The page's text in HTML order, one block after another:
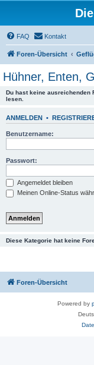
FAQ Kontakt
Foren-Übersicht
Hühner, Enten,
Du hast keine ausreichenden
lesen.
ANMELDEN •
Benutzername:
Passwort:
Angemeldet bleiben
Meinen Online-Status
Diese Kategorie hat keine
Foren-Übersicht
Powered by